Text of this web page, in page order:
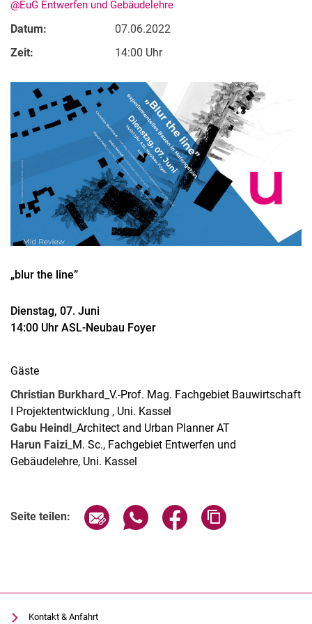
Kontakte
Semesterinformationen
Newsletter
Stellenausschreibungen
Publikationen
Presse- und Öffentlichkeitsarbeit
Webseite R:ein
@EuG Entwerfen und Gebäudelehre
Datum:
07.06.2022
Zeit:
14:00 Uhr
„blur the line”
Dienstag, 07. Juni
14:00 Uhr ASL-Neubau Foyer
Gäste
Christian Burkhard _V.-Prof. Mag. Fachgebiet Bauwirtschaft
I Projektentwicklung , Uni. Kassel
Gabu Heindl _Architect and Urban Planner AT
Harun Faizi _M. Sc., Fachgebiet Entwerfen und
Gebäudelehre, Uni. Kassel
Seite teilen: Seite über E-Mail teilen
Seite über WhatsApp teilen
Seite über Facebook
Kontakt & Anfahrt